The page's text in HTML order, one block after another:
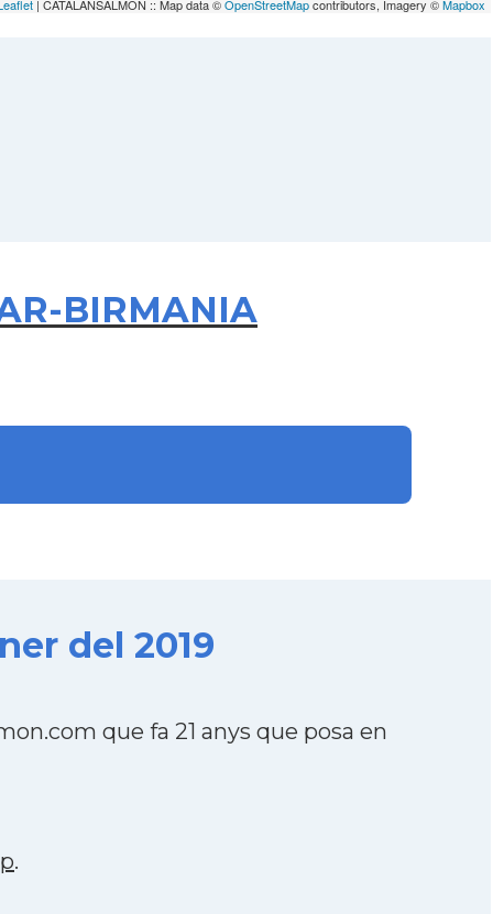
| CATALANSALMON :: Map data ©OpenStreetMapcontributors, Imagery ©Mapbox
BIRMANIA
del 2019
que fa 21 anys que posa en
.